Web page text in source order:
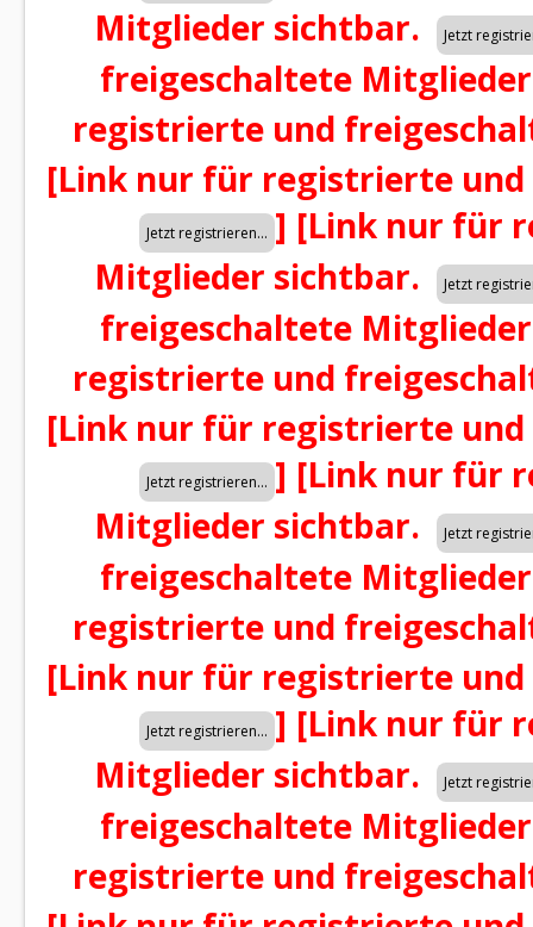
Mitglieder sichtbar.
freigeschaltete
registrierte und
[Link nur für registrierte
] [Link nur für
Mitglieder sichtbar.
freigeschaltete
registrierte und
[Link nur für registrierte
] [Link nur für
Mitglieder sichtbar.
freigeschaltete
registrierte und
[Link nur für registrierte
] [Link nur für
Mitglieder sichtbar.
freigeschaltete
registrierte und